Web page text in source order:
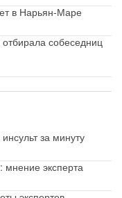
в Нарьян-Маре
собеседниц
за минуту
мнение эксперта